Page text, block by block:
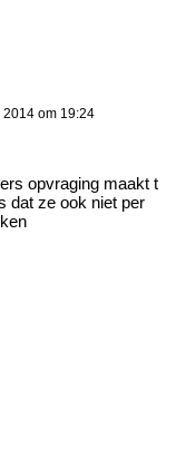
om 19:24
opvraging maakt t
dat ze ook niet per